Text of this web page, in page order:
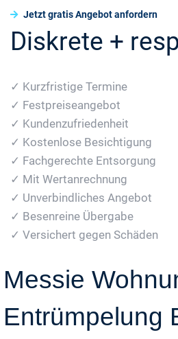
Jetzt gratis Angebot anfordern
Diskrete +
✓ Kurzfristige Termine
✓ Festpreiseangebot
✓ Kundenzufriedenheit
✓ Kostenlose Besichtigung
✓ Fachgerechte Entsorgung
✓ Mit Wertanrechnung
✓ Unverbindliches Angebot
✓ Besenreine Übergabe
✓ Versichert gegen Schäden
Messie
Entrümpelung